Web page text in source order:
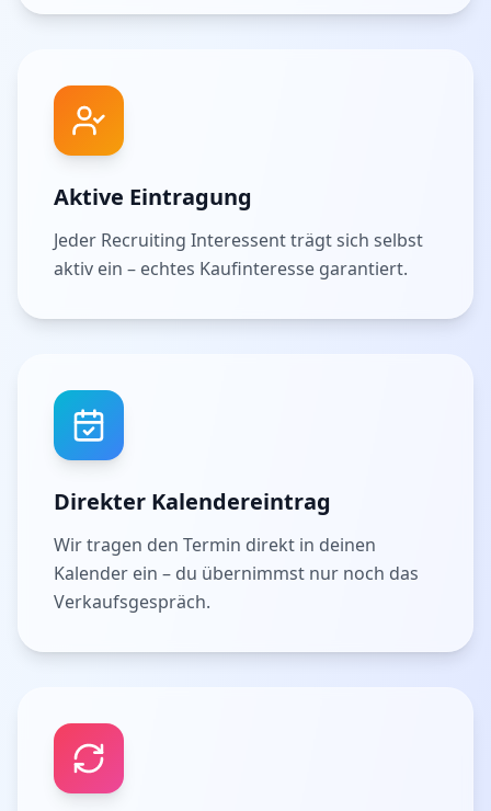
Aktive Eintragung
Jeder Recruiting Interessent trägt sich selbst
aktiv ein – echtes Kaufinteresse garantiert.
Direkter Kalendereintrag
Wir tragen den Termin direkt in deinen
Kalender ein – du übernimmst nur noch das
Verkaufsgespräch.